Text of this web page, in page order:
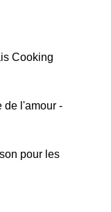
Cooking
de l'amour -
pour les